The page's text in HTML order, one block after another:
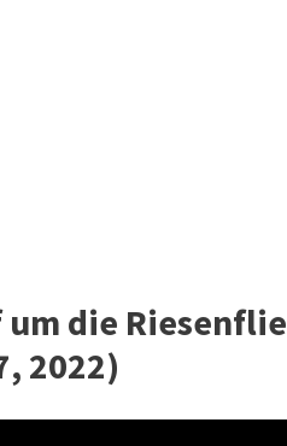
um die
2022)